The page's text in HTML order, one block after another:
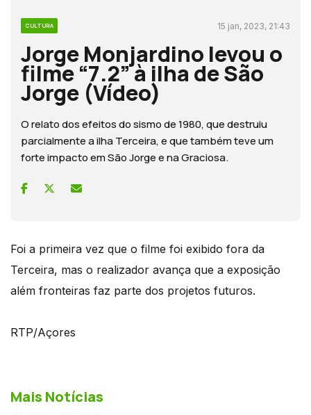
CULTURA 15 jan, 2023, 21:43
Jorge Monjardino levou o
filme “7.2” à ilha de São
Jorge (Vídeo)
O relato dos efeitos do sismo de 1980, que destruiu
parcialmente a ilha Terceira, e que também teve um
forte impacto em São Jorge e na Graciosa.
Foi a primeira vez que o filme foi exibido fora da
Terceira, mas o realizador avança que a exposição
além fronteiras faz parte dos projetos futuros.
RTP/Açores
Mais Notícias